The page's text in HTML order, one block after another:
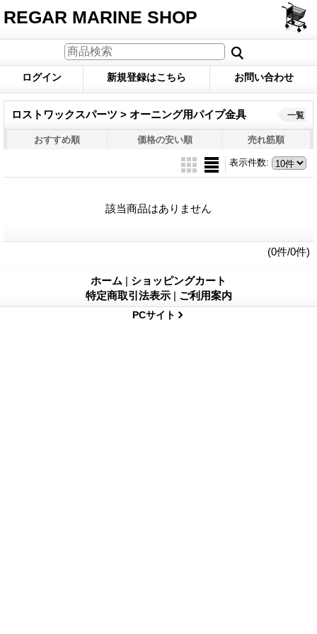
REGAR MARINE SHOP
ログイン 新規登録はこちら お問い合わせ
ロストワックスパーツ > オーニング用パイプ金具 一覧
おすすめ順 価格の安い順 売れ筋順
表示件数:
該当商品はありません
(0件/0件)
ホーム | ショッピングカート
特定商取引法表示 | ご利用案内
PCサイト